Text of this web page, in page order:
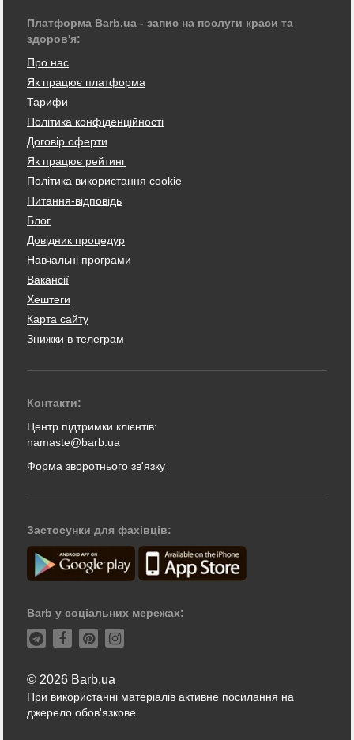
Платформа Barb.ua - запис на послуги краси та
здоров'я:
Про нас
Як працює платформа
Тарифи
Політика конфіденційності
Договір оферти
Як працює рейтинг
Політика використання cookie
Питання-відповідь
Блог
Довідник процедур
Навчальні програми
Вакансії
Хештеги
Карта сайту
Знижки в телеграм
Контакти:
Центр підтримки клієнтів:
namaste@barb.ua
Форма зворотнього зв'язку
Застосунки для фахівців:
Barb у соціальних мережах:
© 2026 Barb.ua
При використанні матеріалів активне посилання на
джерело обов'язкове